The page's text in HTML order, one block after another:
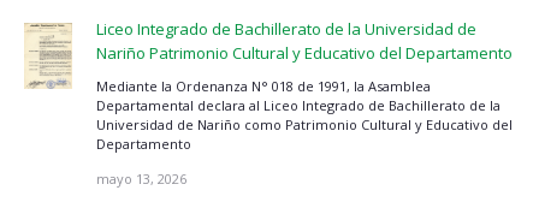
Liceo Integrado de Bachillerato de la Universidad de
Nariño Patrimonio Cultural y Educativo del Departamento
Mediante la Ordenanza N° 018 de 1991, la Asamblea
Departamental declara al Liceo Integrado de Bachillerato de la
Universidad de Nariño como Patrimonio Cultural y Educativo del
Departamento
mayo 13, 2026